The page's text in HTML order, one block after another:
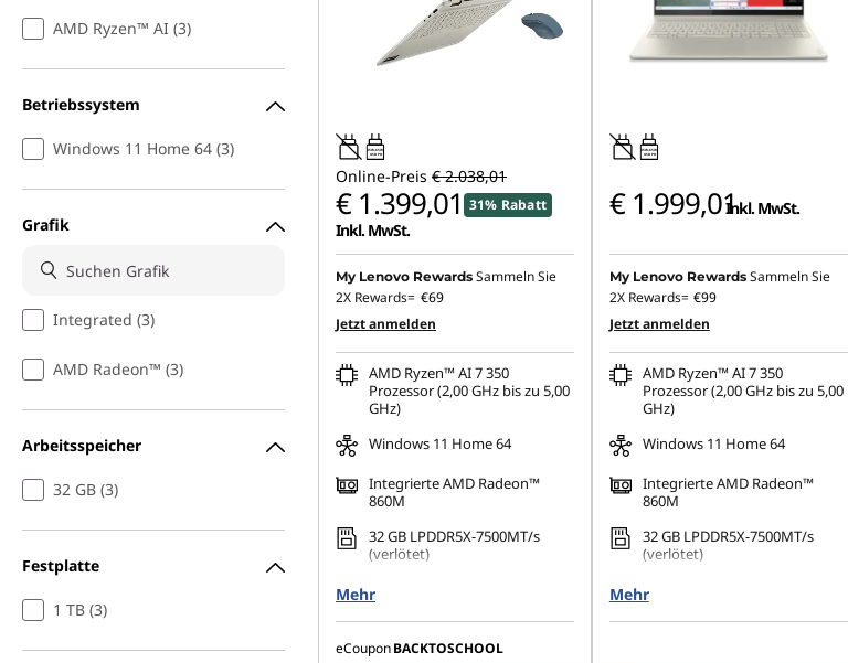
AMD Ryzen™ AI (3)
Betriebssystem
Windows 11 Home 64 (3)
Grafik
Integrated (3)
AMD Radeon™ (3)
Arbeitsspeicher
32 GB (3)
Festplatte
1 TB (3)
45W-65W
USB PD
Online-Preis € 2.038,01
€ 1.399,01 31% Rabatt
Inkl. MwSt.
My Lenovo Rewards Sammeln Sie
2X Rewards= €69
Jetzt anmelden
AMD Ryzen™ AI 7 350
Prozessor (2,00 GHz bis zu 5,00
GHz)
Windows 11 Home 64
Integrierte AMD Radeon™
860M
32 GB LPDDR5X-7500MT/s
(verlötet)
1 TB SSD M.2 2242 PCIe 4.0 TLC
16" 2,8K (2880 x 1800), OLED,
spiegelnd, Touch, HDR 1000
Mehr
eCouponBACKTOSCHOOL
45W-65W
USB PD
€ 1.999,01Inkl. MwSt.
My Lenovo Rewards Sammeln Sie
2X Rewards= €99
Jetzt anmelden
AMD Ryzen™ AI 7 350
Prozessor (2,00 GHz bis zu 5,00
GHz)
Windows 11 Home 64
Integrierte AMD Radeon™
860M
32 GB LPDDR5X-7500MT/s
(verlötet)
1 TB SSD M.2 2242 PCIe 4.0 TLC
16" 2,8K (2880 x 1800), OLED,
Mehr